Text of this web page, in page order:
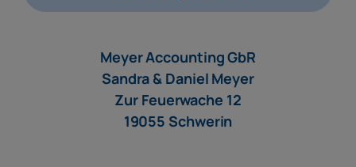
Meyer Accounting GbR
Sandra & Daniel Meyer
Zur Feuerwache 12
19055 Schwerin